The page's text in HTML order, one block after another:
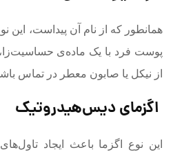
همانطور که از نام آن پیداست، این
پوست فرد با یک ماده‌ی
از نیکل یا صابون معطر در تماس
اگزمای دیس‌هیدروتیک
این نوع اگزما باعث ایجاد